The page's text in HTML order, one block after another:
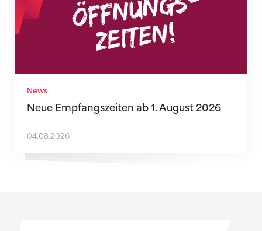
News
Neue Empfangszeiten ab 1. August 2026
04.08.2026